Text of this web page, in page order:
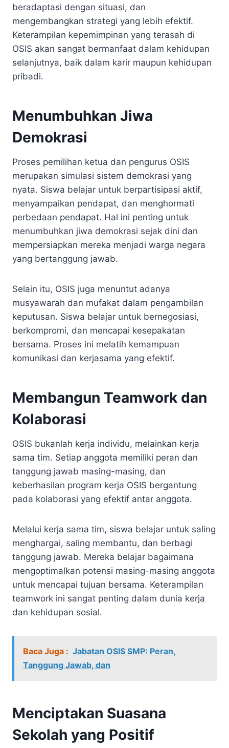
beradaptasi dengan situasi, dan
mengembangkan strategi yang lebih efektif.
Keterampilan kepemimpinan yang terasah di
OSIS akan sangat bermanfaat dalam kehidupan
selanjutnya, baik dalam karir maupun kehidupan
pribadi.
Menumbuhkan Jiwa
Demokrasi
Proses pemilihan ketua dan pengurus OSIS
merupakan simulasi sistem demokrasi yang
nyata. Siswa belajar untuk berpartisipasi aktif,
menyampaikan pendapat, dan menghormati
perbedaan pendapat. Hal ini penting untuk
menumbuhkan jiwa demokrasi sejak dini dan
mempersiapkan mereka menjadi warga negara
yang bertanggung jawab.
Selain itu, OSIS juga menuntut adanya
musyawarah dan mufakat dalam pengambilan
keputusan. Siswa belajar untuk bernegosiasi,
berkompromi, dan mencapai kesepakatan
bersama. Proses ini melatih kemampuan
komunikasi dan kerjasama yang efektif.
Membangun Teamwork dan
Kolaborasi
OSIS bukanlah kerja individu, melainkan kerja
sama tim. Setiap anggota memiliki peran dan
tanggung jawab masing-masing, dan
keberhasilan program kerja OSIS bergantung
pada kolaborasi yang efektif antar anggota.
Melalui kerja sama tim, siswa belajar untuk saling
menghargai, saling membantu, dan berbagi
tanggung jawab. Mereka belajar bagaimana
mengoptimalkan potensi masing-masing anggota
untuk mencapai tujuan bersama. Keterampilan
teamwork ini sangat penting dalam dunia kerja
dan kehidupan sosial.
Baca Juga : Jabatan OSIS SMP: Peran,
Tanggung Jawab, dan
Menciptakan Suasana
Sekolah yang Positif